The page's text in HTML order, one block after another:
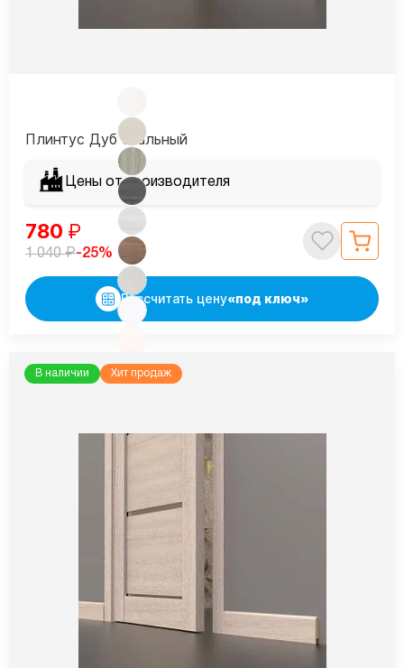
Плинтус Дуб скальный
Цены от производителя
780 ₽
1 040₽-25%
Рассчитать цену«под ключ»
В наличии Хит продаж